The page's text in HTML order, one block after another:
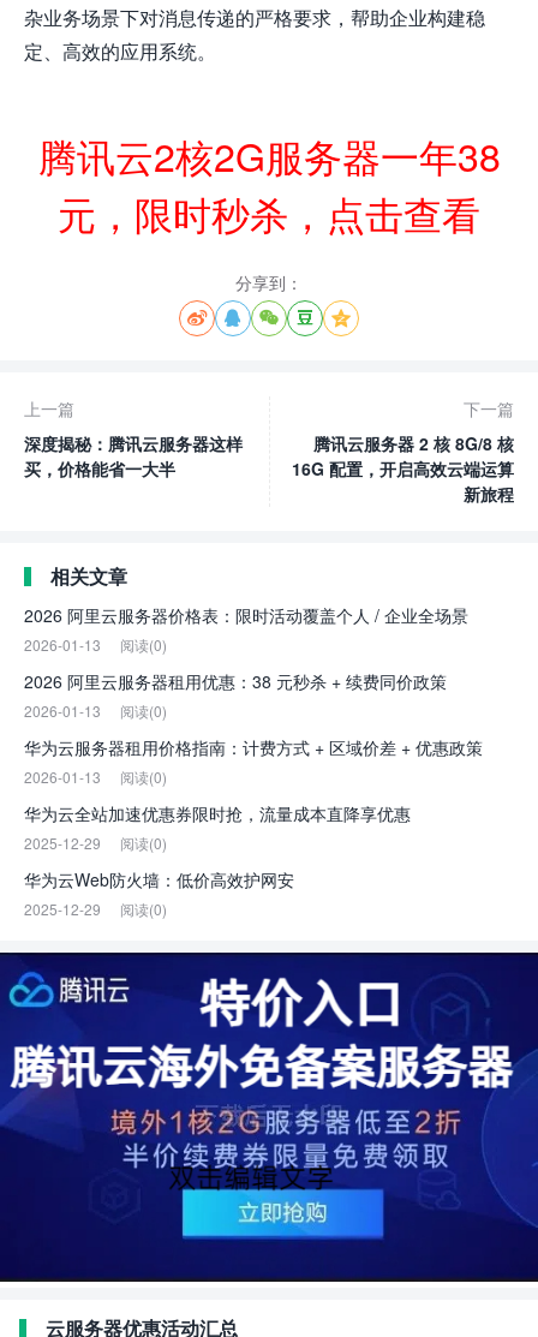
杂业务场景下对消息传递的严格要求，帮助企业构建稳
定、高效的应用系统。
腾讯云2核2G服务器一年38
元，限时秒杀，点击查看
分享到：
    
上一篇
深度揭秘：腾讯云服务器这样
买，价格能省一大半
下一篇
腾讯云服务器 2 核 8G/8 核
16G 配置，开启高效云端运算
新旅程
相关文章
2026 阿里云服务器价格表：限时活动覆盖个人 / 企业全场景
2026-01-13 阅读(0)
2026 阿里云服务器租用优惠：38 元秒杀 + 续费同价政策
2026-01-13 阅读(0)
华为云服务器租用价格指南：计费方式 + 区域价差 + 优惠政策
2026-01-13 阅读(0)
华为云全站加速优惠券限时抢，流量成本直降享优惠
2025-12-29 阅读(0)
华为云Web防火墙：低价高效护网安
2025-12-29 阅读(0)
云服务器优惠活动汇总